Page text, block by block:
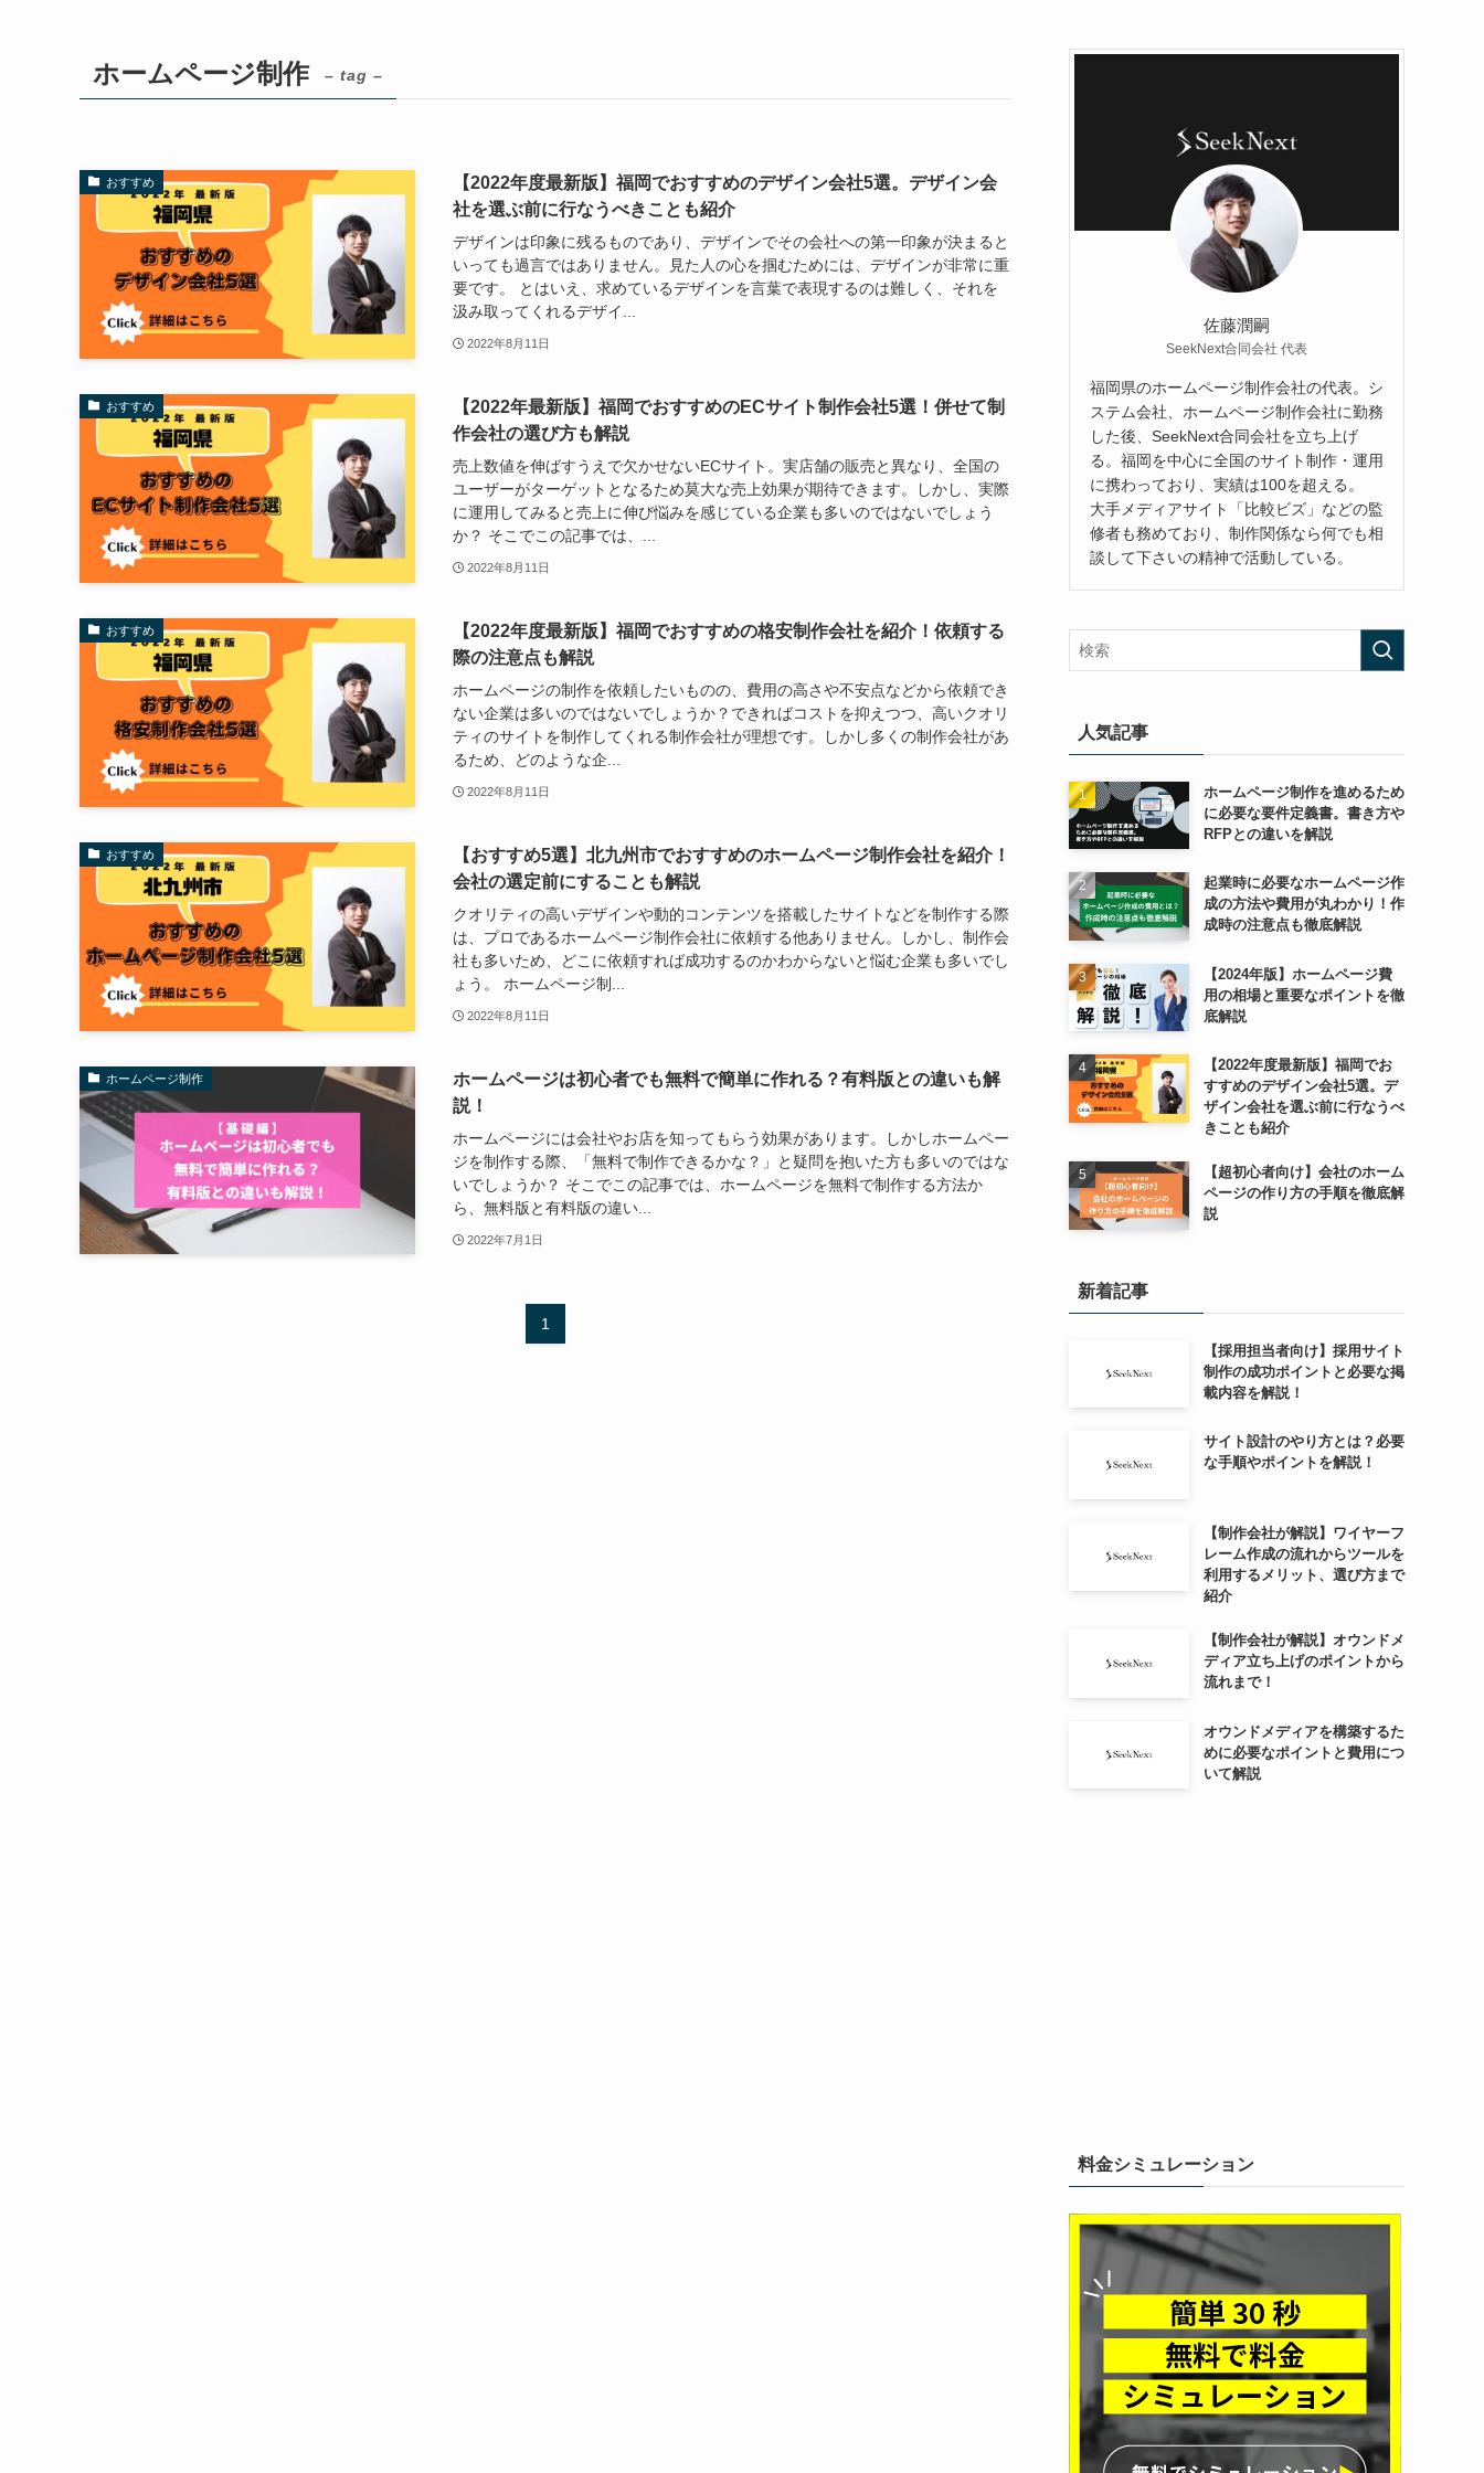
ホームページ制作 – tag –
おすすめ
【2022年度最新版】福岡でおすすめのデザイン会社5選。デザイン会
社を選ぶ前に行なうべきことも紹介
デザインは印象に残るものであり、デザインでその会社への第一印象が決まると
いっても過言ではありません。見た人の心を掴むためには、デザインが非常に重
要です。 とはいえ、求めているデザインを言葉で表現するのは難しく、それを
汲み取ってくれるデザイ...
2022年8月11日
おすすめ
【2022年最新版】福岡でおすすめのECサイト制作会社5選！併せて制
作会社の選び方も解説
売上数値を伸ばすうえで欠かせないECサイト。実店舗の販売と異なり、全国の
ユーザーがターゲットとなるため莫大な売上効果が期待できます。しかし、実際
に運用してみると売上に伸び悩みを感じている企業も多いのではないでしょう
か？ そこでこの記事では、...
2022年8月11日
おすすめ
【2022年度最新版】福岡でおすすめの格安制作会社を紹介！依頼する
際の注意点も解説
ホームページの制作を依頼したいものの、費用の高さや不安点などから依頼でき
ない企業は多いのではないでしょうか？できればコストを抑えつつ、高いクオリ
ティのサイトを制作してくれる制作会社が理想です。しかし多くの制作会社があ
るため、どのような企...
2022年8月11日
おすすめ
【おすすめ5選】北九州市でおすすめのホームページ制作会社を紹介！
会社の選定前にすることも解説
クオリティの高いデザインや動的コンテンツを搭載したサイトなどを制作する際
は、プロであるホームページ制作会社に依頼する他ありません。しかし、制作会
社も多いため、どこに依頼すれば成功するのかわからないと悩む企業も多いでし
ょう。 ホームページ制...
2022年8月11日
ホームページ制作
ホームページは初心者でも無料で簡単に作れる？有料版との違いも解
説！
ホームページには会社やお店を知ってもらう効果があります。しかしホームペー
ジを制作する際、「無料で制作できるかな？」と疑問を抱いた方も多いのではな
いでしょうか？ そこでこの記事では、ホームページを無料で制作する方法か
ら、無料版と有料版の違い...
2022年7月1日
1
佐藤潤嗣
SeekNext合同会社 代表
福岡県のホームページ制作会社の代表。シ
ステム会社、ホームページ制作会社に勤務
した後、SeekNext合同会社を立ち上げ
る。福岡を中心に全国のサイト制作・運用
に携わっており、実績は100を超える。
大手メディアサイト「比較ビズ」などの監
修者も務めており、制作関係なら何でも相
談して下さいの精神で活動している。
人気記事
ホームページ制作を進めるため
に必要な要件定義書。書き方や
RFPとの違いを解説
起業時に必要なホームページ作
成の方法や費用が丸わかり！作
成時の注意点も徹底解説
【2024年版】ホームページ費
用の相場と重要なポイントを徹
底解説
【2022年度最新版】福岡でお
すすめのデザイン会社5選。デ
ザイン会社を選ぶ前に行なうべ
きことも紹介
【超初心者向け】会社のホーム
ページの作り方の手順を徹底解
説
新着記事
【採用担当者向け】採用サイト
制作の成功ポイントと必要な掲
載内容を解説！
サイト設計のやり方とは？必要
な手順やポイントを解説！
【制作会社が解説】ワイヤーフ
レーム作成の流れからツールを
利用するメリット、選び方まで
紹介
【制作会社が解説】オウンドメ
ディア立ち上げのポイントから
流れまで！
オウンドメディアを構築するた
めに必要なポイントと費用につ
いて解説
料金シミュレーション